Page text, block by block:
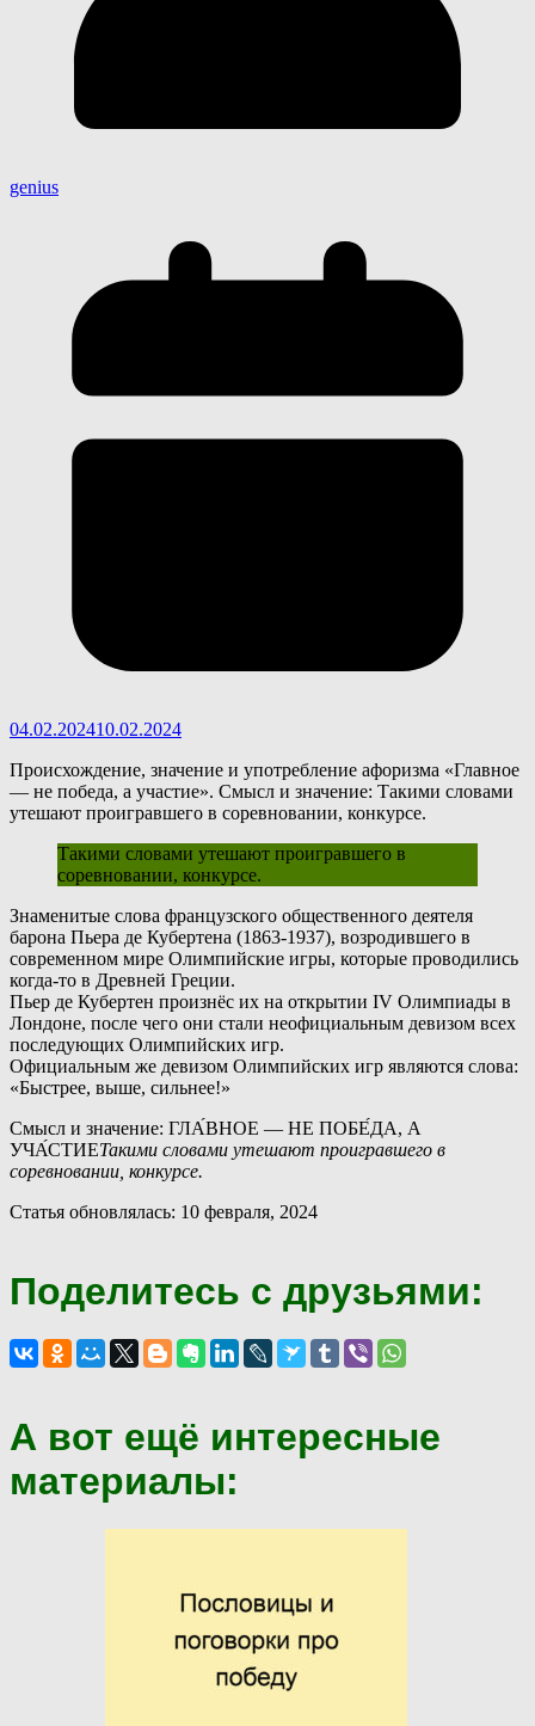
genius
04.02.202410.02.2024
Происхождение, значение и употребление афоризма «Главное
— не победа, а участие». Смысл и значение: Такими словами
утешают проигравшего в соревновании, конкурсе.
Такими словами утешают проигравшего в
соревновании, конкурсе.
Знаменитые слова французского общественного деятеля
барона Пьера де Кубертена (1863-1937), возродившего в
современном мире Олимпийские игры, которые проводились
когда-то в Древней Греции.
Пьер де Кубертен произнёс их на открытии IV Олимпиады в
Лондоне, после чего они стали неофициальным девизом всех
последующих Олимпийских игр.
Официальным же девизом Олимпийских игр являются слова:
«Быстрее, выше, сильнее!»
Смысл и значение: ГЛА́ВНОЕ — НЕ ПОБЕ́ДА, А
УЧА́СТИЕТакими словами утешают проигравшего в
соревновании, конкурсе.
Статья обновлялась: 10 февраля, 2024
Поделитесь с друзьями:
А вот ещё интересные
материалы: